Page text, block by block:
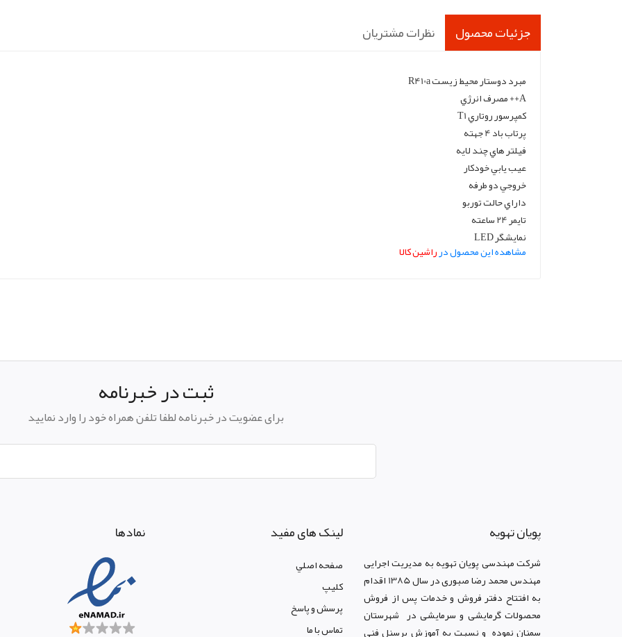
جزئیات محصول نظرات مشتریان
مبرد دوستار محيط زيست R410a
A++ مصرف انرژي
کمپرسور روتاري T1
پرتاب باد 4 جهته
فيلتر هاي چند لايه
عيب يابي خودکار
خروجي دو طرفه
داراي حالت توربو
تايمر 24 ساعته
نمايشگر LED
مشاهده این محصول درراشین کالا
ثبت در خبرنامه
برای عضویت در خبرنامه لطفا تلفن همراه خود را وارد نمایید
پويان تهويه
شرکت مهندسی پویان تهویهبه مدیریت اجرایی
مهندس محمد رضا صبوری در سال 1385 اقدام
به افتتاح دفتر فروش و خدمات پس از فروش
محصولات گرمایشی و سرمایشی در شهرستان
سمنان نموده و نسبت به آموزش پرسنل فنی
لینک های مفید
صفحه اصلي
کليپ
پرسش و پاسخ
تماس با ما
نمادها